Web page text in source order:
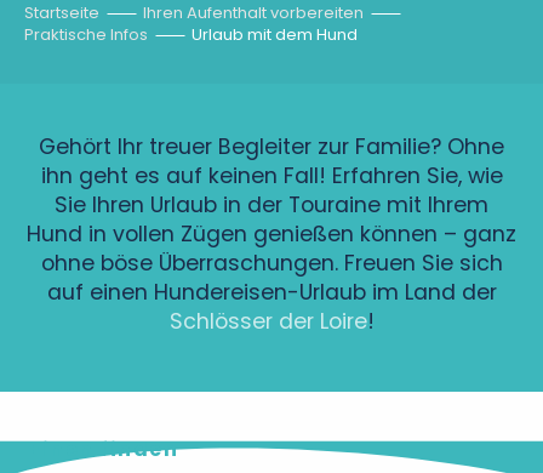
Startseite
Ihren Aufenthalt vorbereiten
Praktische Infos
Urlaub mit dem Hund
Gehört Ihr treuer Begleiter zur Familie? Ohne
ihn geht es auf keinen Fall! Erfahren Sie, wie
Sie Ihren Urlaub in der Touraine mit Ihrem
Hund in vollen Zügen genießen können – ganz
ohne böse Überraschungen. Freuen Sie sich
auf einen Hundereisen-Urlaub im Land der
Schlösser der Loire!
Einen finden